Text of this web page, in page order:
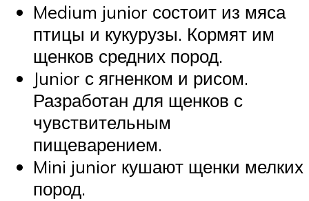
Medium junior состоит из мяса
птицы и кукурузы. Кормят им
щенков средних пород.
Junior с ягненком и рисом.
Разработан для щенков с
чувствительным
пищеварением.
Mini junior кушают щенки мелких
пород.